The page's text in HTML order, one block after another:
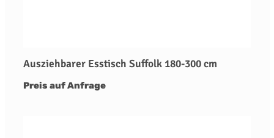
Ausziehbarer Esstisch Suffolk 180-300 cm
Preis auf Anfrage